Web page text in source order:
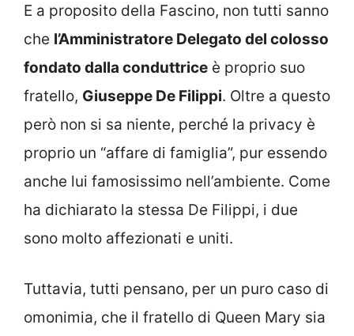
E a proposito della Fascino, non tutti sanno
che l’Amministratore Delegato del colosso
fondato dalla conduttrice è proprio suo
fratello, Giuseppe De Filippi. Oltre a questo
però non si sa niente, perché la privacy è
proprio un “affare di famiglia”, pur essendo
anche lui famosissimo nell’ambiente. Come
ha dichiarato la stessa De Filippi, i due
sono molto affezionati e uniti.
Tuttavia, tutti pensano, per un puro caso di
omonimia, che il fratello di Queen Mary sia